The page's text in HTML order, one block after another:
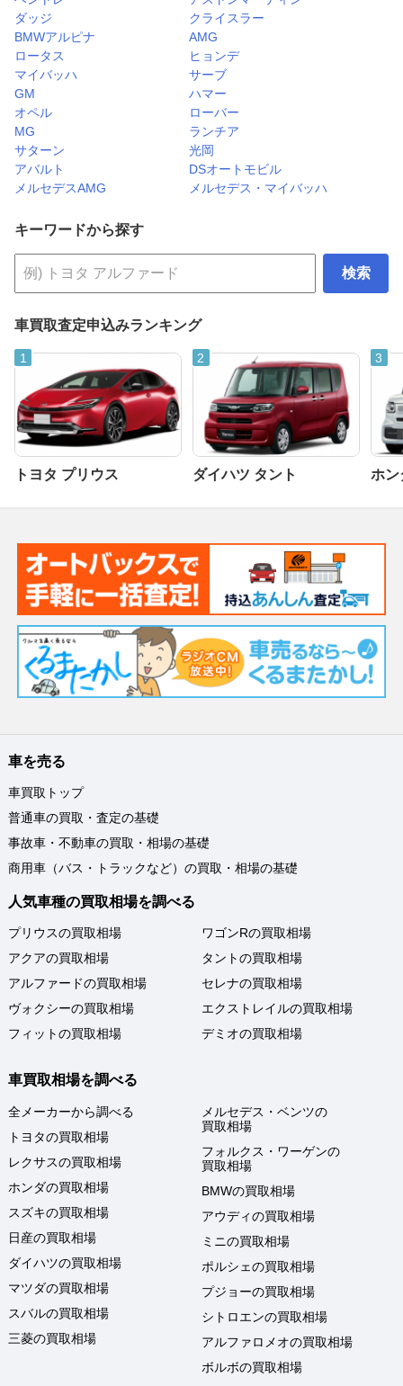
ダッジ
クライスラー
BMWアルピナ
AMG
ロータス
ヒョンデ
マイバッハ
サーブ
GM
ハマー
オペル
ローバー
MG
ランチア
サターン
光岡
アバルト
DSオートモビル
メルセデスAMG
メルセデス・マイバッハ
キーワードから探す
検索
車買取査定申込みランキング
トヨタ プリウス ダイハツ タント ホン
車を売る
車買取トップ
普通車の買取・査定の基礎
事故車・不動車の買取・相場の基礎
商用車（バス・トラックなど）の買取・相場の基礎
人気車種の買取相場を調べる
プリウスの買取相場
アクアの買取相場
アルファードの買取相場
ヴォクシーの買取相場
フィットの買取相場
ワゴンRの買取相場
タントの買取相場
セレナの買取相場
エクストレイルの買取相場
デミオの買取相場
車買取相場を調べる
全メーカーから調べる
トヨタの買取相場
レクサスの買取相場
ホンダの買取相場
スズキの買取相場
日産の買取相場
ダイハツの買取相場
マツダの買取相場
スバルの買取相場
三菱の買取相場
メルセデス・ベンツの
買取相場
フォルクス・ワーゲンの
買取相場
BMWの買取相場
アウディの買取相場
ミニの買取相場
ポルシェの買取相場
プジョーの買取相場
シトロエンの買取相場
アルファロメオの買取相場
ボルボの買取相場